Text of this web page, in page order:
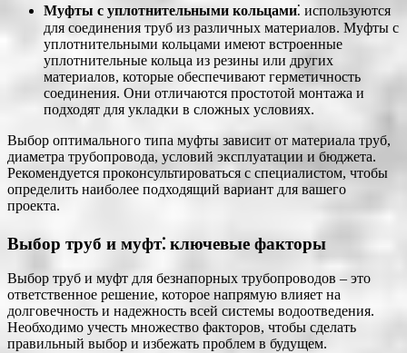
Муфты с уплотнительными кольцами⁚ используются
для соединения труб из различных материалов. Муфты с
уплотнительными кольцами имеют встроенные
уплотнительные кольца из резины или других
материалов, которые обеспечивают герметичность
соединения. Они отличаются простотой монтажа и
подходят для укладки в сложных условиях.
Выбор оптимального типа муфты зависит от материала труб,
диаметра трубопровода, условий эксплуатации и бюджета.
Рекомендуется проконсультироваться с специалистом, чтобы
определить наиболее подходящий вариант для вашего
проекта.
Выбор труб и муфт⁚ ключевые факторы
Выбор труб и муфт для безнапорных трубопроводов – это
ответственное решение, которое напрямую влияет на
долговечность и надежность всей системы водоотведения.
Необходимо учесть множество факторов, чтобы сделать
правильный выбор и избежать проблем в будущем.